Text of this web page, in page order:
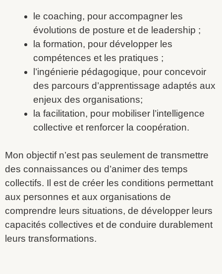
le coaching, pour accompagner les
évolutions de posture et de leadership ;
la formation, pour développer les
compétences et les pratiques ;
l’ingénierie pédagogique, pour concevoir
des parcours d’apprentissage adaptés aux
enjeux des organisations;
la facilitation, pour mobiliser l’intelligence
collective et renforcer la coopération.
Mon objectif n’est pas seulement de transmettre
des connaissances ou d’animer des temps
collectifs. Il est de créer les conditions permettant
aux personnes et aux organisations de
comprendre leurs situations, de développer leurs
capacités collectives et de conduire durablement
leurs transformations.